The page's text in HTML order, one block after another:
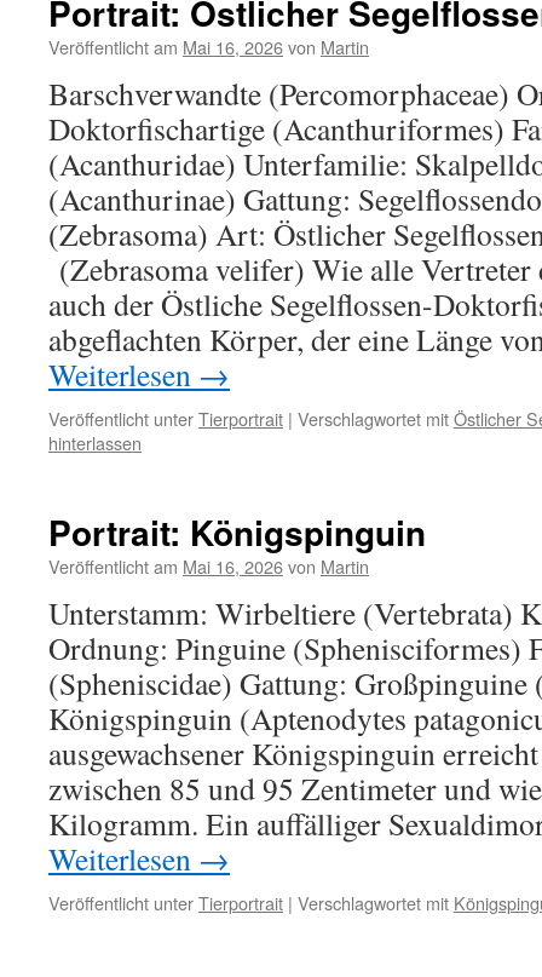
Portrait: Östlicher
Veröffentlicht am Mai 16, 2026von Martin
Barschverwandte (Percomorphaceae)
Doktorfischartige (Acanthuriformes)
(Acanthuridae) Unterfamilie:
(Acanthurinae) Gattung:
(Zebrasoma) Art: Östlicher
(Zebrasoma velifer) Wie alle
auch der Östliche Segelflossen-
abgeflachten Körper, der eine Länge
Weiterlesen →
Veröffentlicht unterTierportrait | Verschlagwortet mitÖstlicher
hinterlassen
Portrait: Königspinguin
Veröffentlicht am Mai 16, 2026von Martin
Unterstamm: Wirbeltiere (Vertebrata)
Ordnung: Pinguine (Sphenisciformes)
(Spheniscidae) Gattung:
Königspinguin (Aptenodytes
ausgewachsener Königspinguin
zwischen 85 und 95 Zentimeter und
Kilogramm. Ein auffälliger
Weiterlesen →
Veröffentlicht unterTierportrait | Verschlagwortet mit